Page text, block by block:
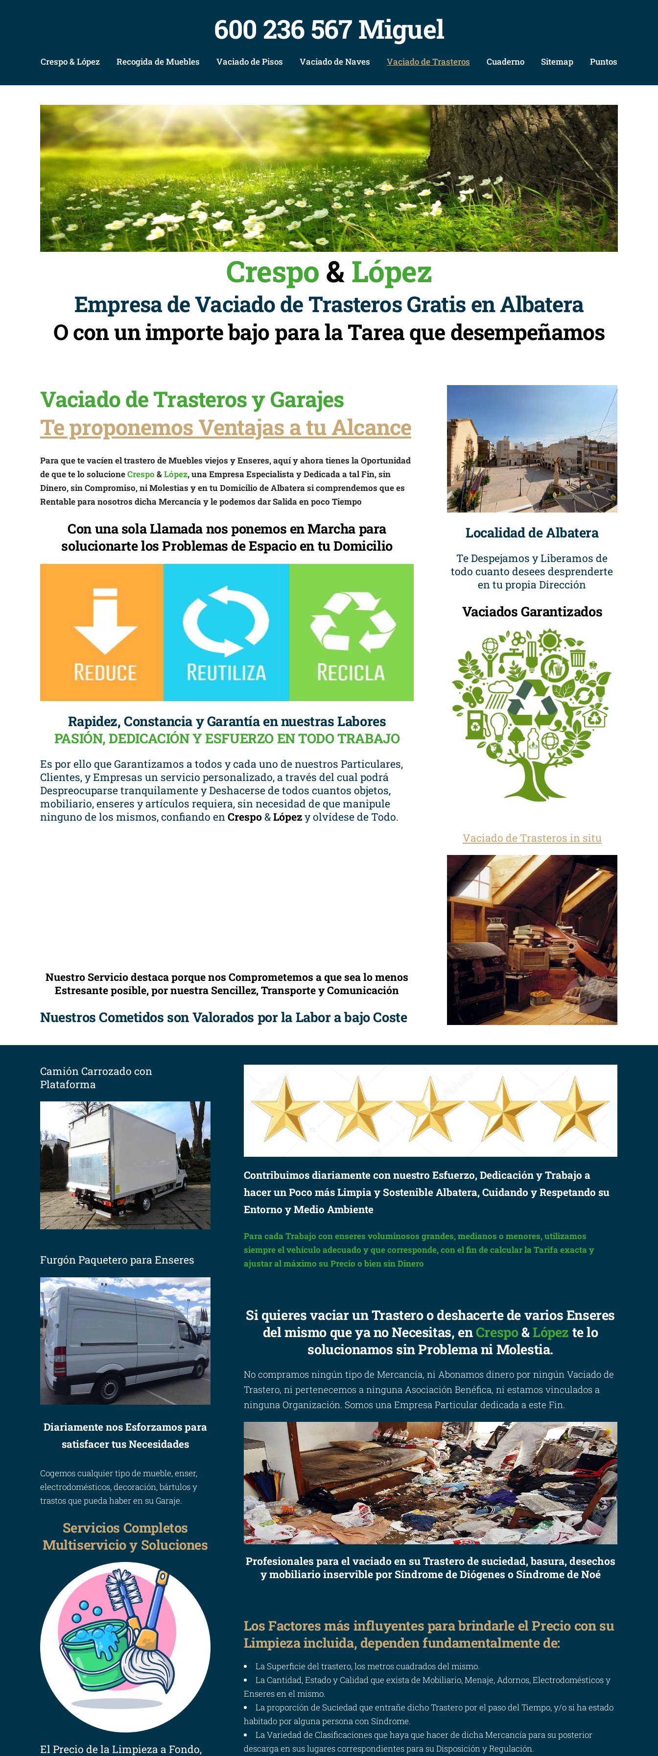
600 236 567 Miguel
Crespo & López Recogida de Muebles Vaciado de Pisos Vaciado de Naves Vaciado de Trasteros Cuaderno Sitemap Puntos
Crespo & López
Empresa de Vaciado de Trasteros Gratis en Albatera
O con un importe bajo para la Tarea que desempeñamos
Vaciado de Trasteros y Garajes
Te proponemos Ventajas a tu Alcance
Para que te vacíen el trastero de Muebles viejos y Enseres, aquí y ahora tienes la Oportunidad
de que te lo solucioneCrespo &López, una Empresa Especialista y Dedicada a tal Fin, sin
Dinero, sin Compromiso, ni Molestias y en tu Domicilio de Albatera si comprendemos que es
Rentable para nosotros dicha Mercancía y le podemos dar Salida en poco Tiempo
Con una sola Llamada nos ponemos en Marcha para
solucionarte los Problemas de Espacio en tu Domicilio
Rapidez, Constancia y Garantía en nuestras Labores
PASIÓN, DEDICACIÓN Y ESFUERZO EN TODO TRABAJO
Es por ello que Garantizamos a todos y cada uno de nuestros Particulares,
Clientes, y Empresas un servicio personalizado, a través del cual podrá
Despreocuparse tranquilamente y Deshacerse de todos cuantos objetos,
mobiliario, enseres y artículos requiera, sin necesidad de que manipule
ninguno de los mismos, confiando en Crespo&Lópezy olvídese de Todo.
Nuestro Servicio destaca porque nos Comprometemos a que sea lo menos
Estresante posible, por nuestra Sencillez, Transporte y Comunicación
Nuestros Cometidos son Valorados por la Labor a bajo Coste
Localidad de Albatera
Te Despejamos y Liberamos de
todo cuanto desees desprenderte
en tu propia Dirección
Vaciados Garantizados
Vaciado de Trasteros in situ
Camión Carrozado con
Plataforma
Furgón Paquetero para Enseres
Diariamente nos Esforzamos para
satisfacer tus Necesidades
Cogemos cualquier tipo de mueble, enser,
electrodomésticos, decoración, bártulos y
trastos que pueda haber en su Garaje.
Servicios Completos
Multiservicio y Soluciones
El Precio de la Limpieza a Fondo,
Contribuimos diariamente con nuestro Esfuerzo, Dedicación y Trabajo a
hacer un Poco más Limpia y Sostenible Albatera, Cuidando y Respetando su
Entorno y Medio Ambiente
Para cada Trabajo con enseres voluminosos grandes, medianos o menores, utilizamos
siempre el vehículo adecuado y que corresponde, con el fin de calcular la Tarifa exacta y
ajustar al máximo su Precio o bien sin Dinero
Si quieres vaciar un Trastero o deshacerte de varios Enseres
del mismo que ya no Necesitas, enCrespo&López te lo
solucionamos sin Problema ni Molestia.
No compramos ningún tipo de Mercancía, ni Abonamos dinero por ningún Vaciado de
Trastero, ni pertenecemos a ninguna Asociación Benéfica, ni estamos vinculados a
ninguna Organización. Somos una Empresa Particular dedicada a este Fin.
Profesionales para el vaciado en su Trastero de suciedad, basura, desechos
y mobiliario inservible por Síndrome de Diógenes o Síndrome de Noé
Los Factores más influyentes para brindarle el Precio con su
Limpieza incluida, dependen fundamentalmente de:
La Superficie del trastero, los metros cuadrados del mismo.
La Cantidad, Estado y Calidad que exista de Mobiliario, Menaje, Adornos, Electrodomésticos y
Enseres en el mismo.
La proporción de Suciedad que entrañe dicho Trastero por el paso del Tiempo, y/o si ha estado
habitado por alguna persona con Síndrome.
La Variedad de Clasificaciones que haya que hacer de dicha Mercancía para su posterior
descarga en sus lugares correspondientes para su Disposición y Regulación.